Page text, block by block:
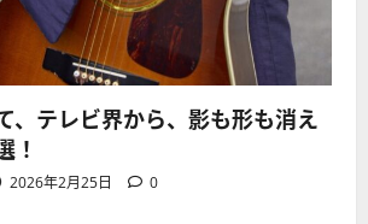
、テレビ界から、影も形も消え
！
2026年2月25日 0